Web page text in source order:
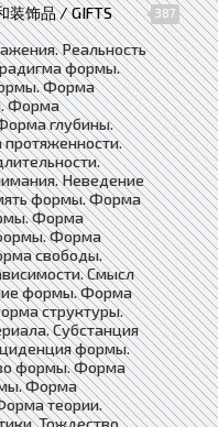
饰品 / GIFTS
387
Реальность
формы.
Форма
Форма
глубины.
Неведение
формы. Форма
Форма
Форма
свободы.
Смысл
формы. Форма
структуры.
Субстанция
формы.
формы. Форма
Форма
теории.
Тождество